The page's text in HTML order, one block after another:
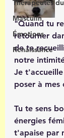
Thérapeutes
Masculin
Émotions
Renaissance
"Quand tu
retourner
de te
notre
Je
poser à mes
Tu te sens
énergies
t'apaise par